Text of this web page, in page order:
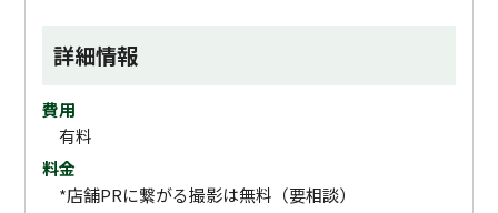
詳細情報
費用
有料
料金
*店舗PRに繋がる撮影は無料（要相談）